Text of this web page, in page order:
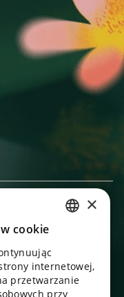
wygodny czat z
UKRAINIAN
×
cookie
internetowej,
przetwarzanie
przy